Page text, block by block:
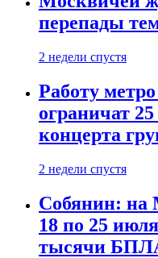
перепады
2 недели спустя
Работу
ограничат
концерта
2 недели спустя
Собянин: на
18 по 25
тысячи